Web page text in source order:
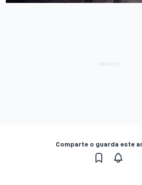
Comparte o guarda este